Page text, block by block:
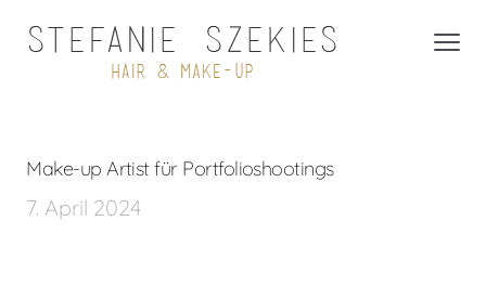
Make-up Artist für Portfolioshootings
7. April 2024